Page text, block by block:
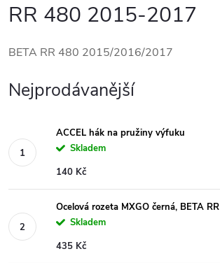
RR 480 2015-2017
BETA RR 480 2015/2016/2017
Nejprodávanější
ACCEL hák na pružiny výfuku
Skladem
140 Kč
Ocelová rozeta MXGO černá, BETA RR
Skladem
435 Kč